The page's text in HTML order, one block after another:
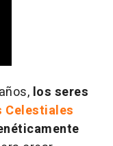
los seres
Celestiales